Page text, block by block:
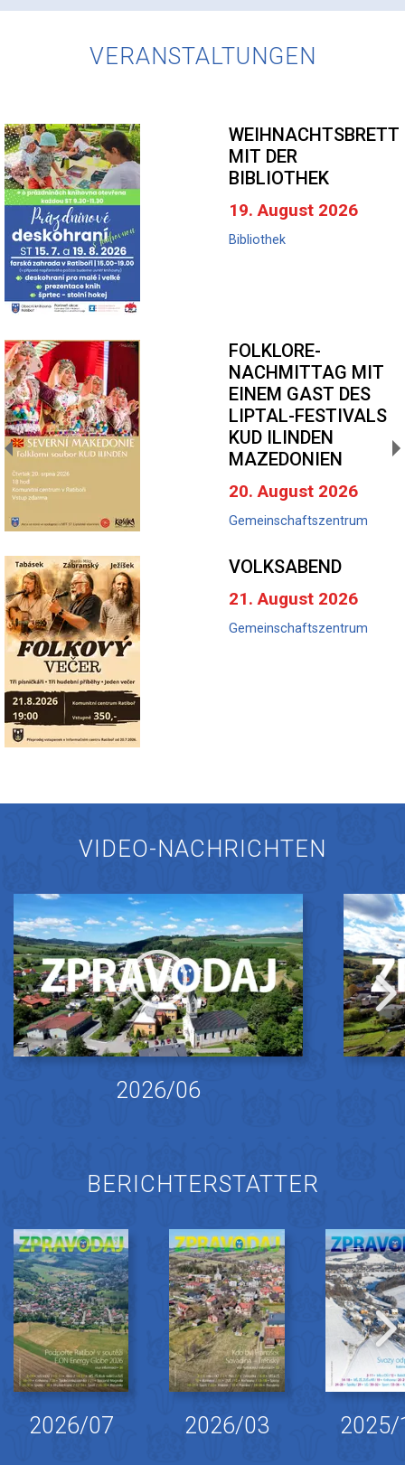
VERANSTALTUNGEN
MIT DER
BIBLIOTHEK
19. August 2026
Bibliothek
FOLKLORE-
NACHMITTAG MIT
EINEM GAST DES
LIPTAL-FESTIVALS
KUD ILINDEN
MAZEDONIEN
20. August 2026
Gemeinschaftszentrum
VOLKSABEND
21. August 2026
Gemeinschaftszentrum
VIDEO-NACHRICHTEN
2026/06
BERICHTERSTATTER
2026/07 2026/03 2025/